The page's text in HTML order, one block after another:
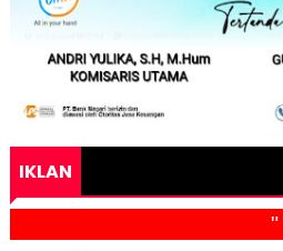
IKLAN